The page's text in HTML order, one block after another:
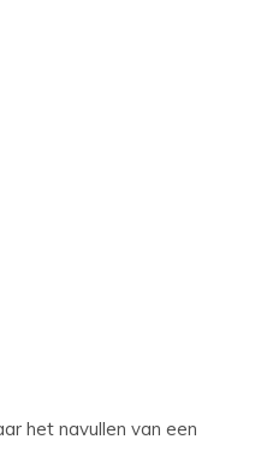
het navullen van een